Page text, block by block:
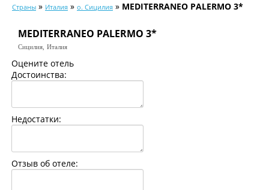
Календарь туров
Цены дня
Страны
Страны » Италия » о. Сицилия » MEDITERRANEO PALERMO 3*
MEDITERRANEO PALERMO 3*
Сицилия, Италия
Оцените отель
Достоинства:
Недостатки:
Отзыв об отеле: